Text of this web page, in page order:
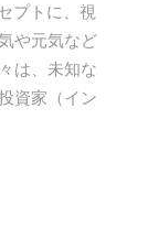
プトに、視
や元気など
は、未知な
資家（イン